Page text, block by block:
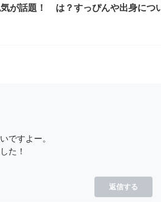
が話題！
は？すっぴんや出身につ
ですよー。
た！
返信する